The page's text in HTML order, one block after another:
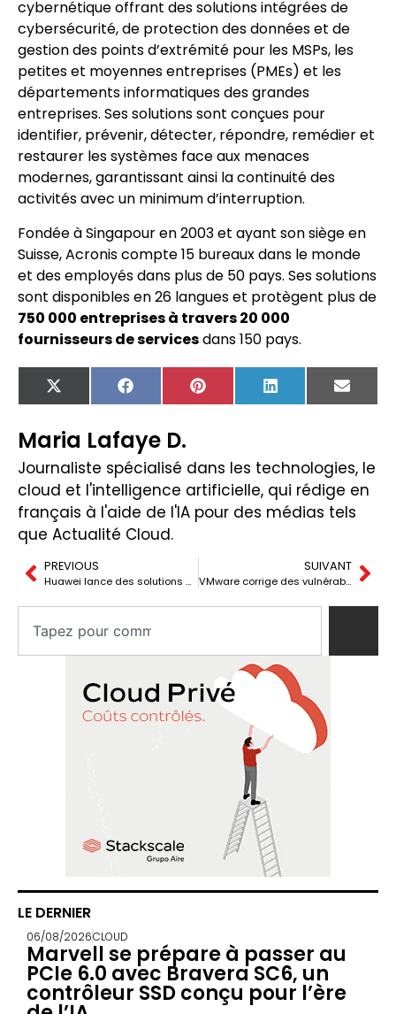
cybernétique offrant des solutions intégrées de
cybersécurité, de protection des données et de
gestion des points d’extrémité pour les MSPs, les
petites et moyennes entreprises (PMEs) et les
départements informatiques des grandes
entreprises. Ses solutions sont conçues pour
identifier, prévenir, détecter, répondre, remédier et
restaurer les systèmes face aux menaces
modernes, garantissant ainsi la continuité des
activités avec un minimum d’interruption.
Fondée à Singapour en 2003 et ayant son siège en
Suisse, Acronis compte 15 bureaux dans le monde
et des employés dans plus de 50 pays. Ses solutions
sont disponibles en 26 langues et protègent plus de
750 000 entreprises à travers 20 000
fournisseurs de servicesdans 150 pays.
X
(Twitter)
FacebookPinterest LinkedIn Email
Maria Lafaye D.
Journaliste spécialisé dans les technologies, le
cloud et l'intelligence artificielle, qui rédige en
français à l'aide de l'IA pour des médias tels
que Actualité Cloud.
PREVIOUS
Huawei lance des solutions de stockage de données optimisées pour l’IA au MWC 2025
SUIVANT
VMware corrige des vulnérabilités critiques dans ESXi, Workstation et Fusion : Mise à jour urgente recommandée
LE DERNIER
06/08/2026CLOUD
Marvell se prépare à passer au
PCIe 6.0 avec Bravera SC6, un
contrôleur SSD conçu pour l’ère